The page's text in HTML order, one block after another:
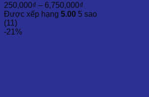
250,000₫ – 6,750,000₫
giá:
Được xếp hạng 5.00 5 sao
(11)
-21%